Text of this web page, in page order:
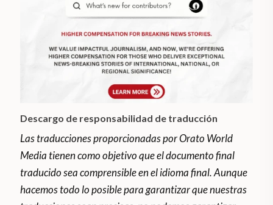
Descargo de responsabilidad de traducción
Las traducciones proporcionadas por Orato World
Media tienen como objetivo que el documento final
traducido sea comprensible en el idioma final. Aunque
hacemos todo lo posible para garantizar que nuestras